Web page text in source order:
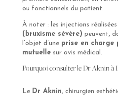
ou fonctionnels du patient.
À noter : les injections
(bruxisme sévère) peuvent,
l’objet d’une prise en
mutuellesur avis médical.
Pourquoi consulter le Dr Aknin à
Le Dr Aknin, chirurgien